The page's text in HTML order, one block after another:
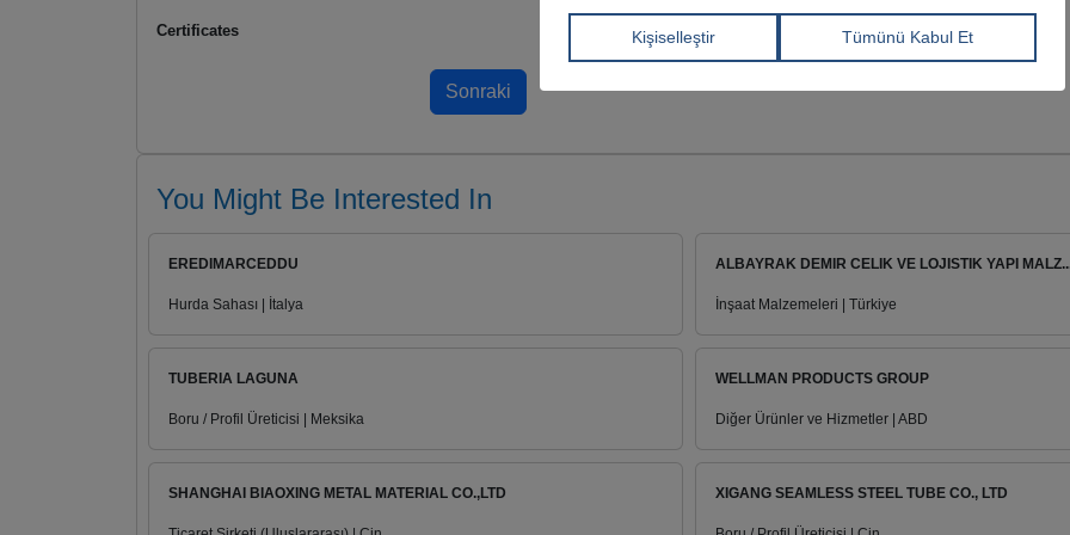
Certificates
You Might Be Interested In
EREDIMARCEDDU
Hurda Sahası | İtalya
ALBAYRAK DEMIR CELIK VE LOJISTIK YAPI
İnşaat Malzemeleri | Türkiye
TUBERIA LAGUNA
Boru / Profil Üreticisi | Meksika
WELLMAN PRODUCTS GROUP
Diğer Ürünler ve Hizmetler | ABD
SHANGHAI BIAOXING METAL MATERIAL CO.,LTD XIGANG SEAMLESS STEEL TUBE CO., LTD